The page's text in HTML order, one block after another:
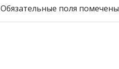
Обязательные поля помечены